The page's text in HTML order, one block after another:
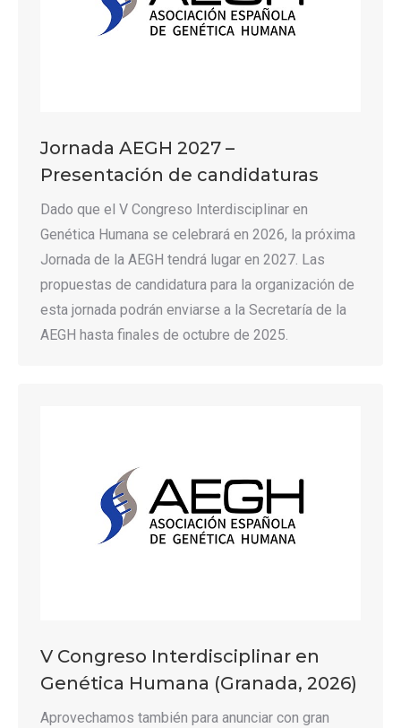
Jornada AEGH 2027 –
Presentación de candidaturas
Dado que el V Congreso Interdisciplinar en
Genética Humana se celebrará en 2026, la próxima
Jornada de la AEGH tendrá lugar en 2027. Las
propuestas de candidatura para la organización de
esta jornada podrán enviarse a la Secretaría de la
AEGH hasta finales de octubre de 2025.
V Congreso Interdisciplinar en
Genética Humana (Granada, 2026)
Aprovechamos también para anunciar con gran